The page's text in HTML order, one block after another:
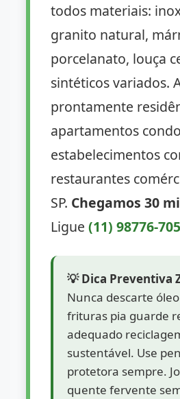
todos materiais:
granito natural,
porcelanato, louça
sintéticos variados.
prontamente
apartamentos
estabelecimentos
restaurantes
SP. Chegamos 30
Ligue(11) 98776-
💡 Dica Preventiva
Nunca descarte
frituras pia guarde
adequado
sustentável. Use
protetora sempre.
quente fervente